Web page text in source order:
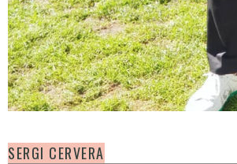
SERGI CERVERA